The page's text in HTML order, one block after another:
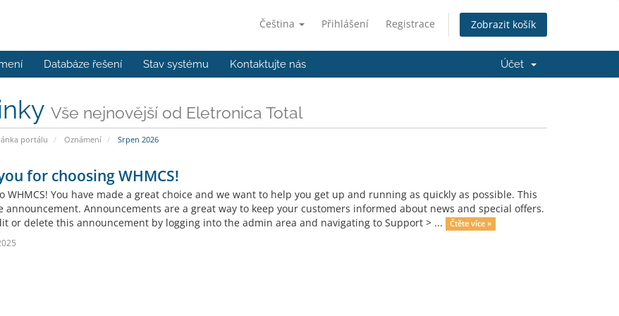
Čeština Přihlášení Registrace Zobrazit košík
Databáze řešení Stav systému Kontaktujte nás Účet
Vše nejnovější od Eletronica Total
portálu Oznámení Srpen 2026
for choosing WHMCS!
WHMCS! You have made a great choice and we want to help you get up and running as quickly as possible. This
announcement. Announcements are a great way to keep your customers informed about news and special offers.
or delete this announcement by logging into the admin area and navigating to Support > ...
Čtěte více »